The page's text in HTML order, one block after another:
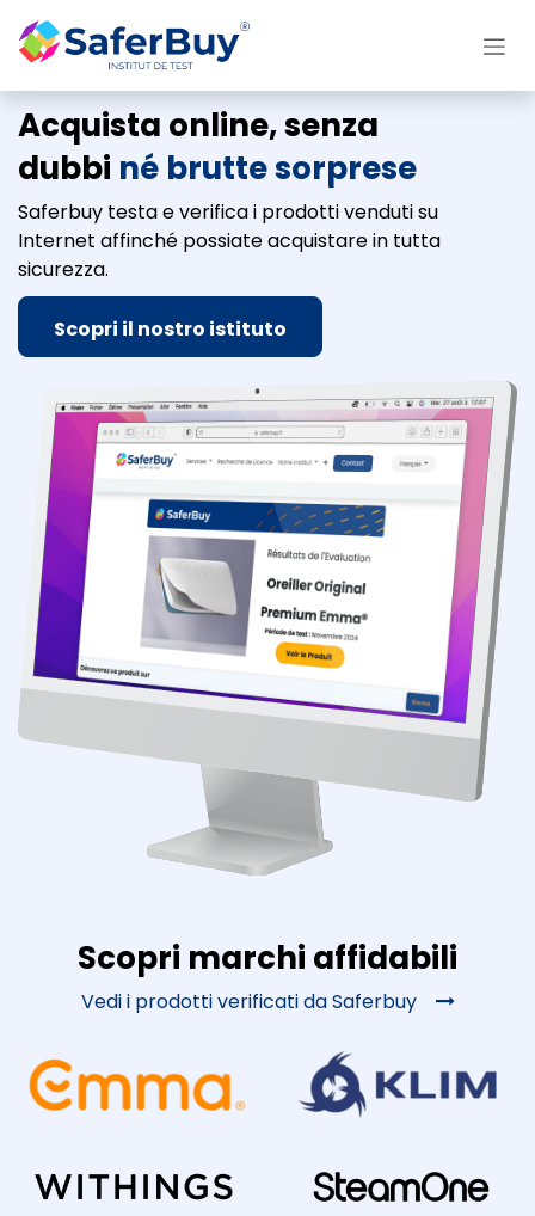
Acquista online, senza
dubbi né brutte sorprese
Saferbuy testa e verifica i prodotti venduti su
Internet affinché possiate acquistare in tutta
sicurezza.
Scopri il nostro istituto
Scopri marchi affidabili
Vedi i prodotti verificati da Saferbuy